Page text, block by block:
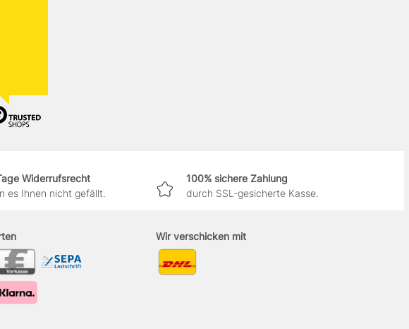
Widerrufsrecht
es Ihnen nicht gefällt.
100% sichere Zahlung
durch SSL-gesicherte Kasse.
Wir verschicken mit